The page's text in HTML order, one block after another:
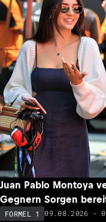
Juan Pablo Montoya
Gegnern Sorgen
FORMEL 1 09.08.2026 -